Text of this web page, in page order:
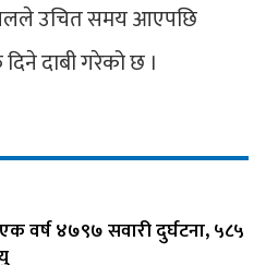
उचित समय आएपछि
दाबी गरेको छ ।
वर्ष ४७९७ सवारी दुर्घटना, ५८५